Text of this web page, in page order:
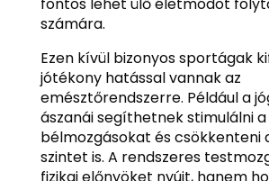
fontos lehet ülő életmódot
számára.
Ezen kívül bizonyos sportágak
jótékony hatással vannak az
emésztőrendszerre. Például a
ászanái segíthetnek stimulálni a
bélmozgásokat és csökkenteni
szintet is. A rendszeres